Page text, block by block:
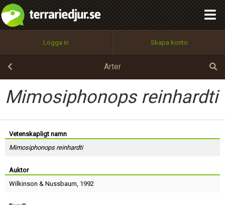
Logga in Skapa konto
Arter
Mimosiphonops reinhardti
Vetenskapligt namn
Mimosiphonops reinhardti
Auktor
Wilkinson & Nussbaum, 1992
Utför
100%
OK
integritetspolicy
Namn:
Epost:
Lösenord:
Terms of Service
Begär nytt lösenord
Tillbaka till förstasidan